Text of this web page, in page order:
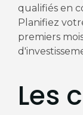
qualifiés en
Planifiez
premiers
Les